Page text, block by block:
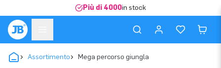
Più di 4000in stock
Assortimento Mega percorso giungla